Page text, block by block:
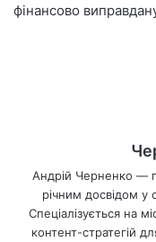
фінансово
Андрій Черненко —
річним досвідом у
Спеціалізується на
контент-стратегій